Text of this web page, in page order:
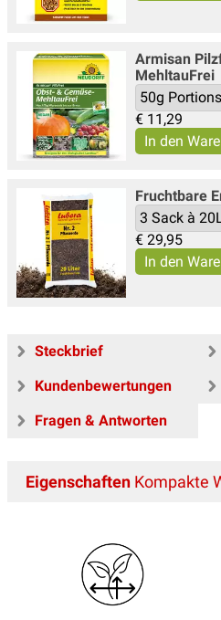
Armisan
MehltauFrei
€ 11,29
Fruchtbare
€ 29,95
Steckbrief
Kundenbewertungen
Fragen & Antworten
Eigenschaften Kompakte